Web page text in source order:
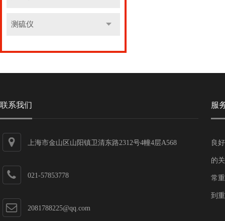
测硫仪
联系我们
上海市金山区山阳镇卫清东路2312号4幢4层A568
021-57853778
2081788225@qq.com
服
良
的
常
到